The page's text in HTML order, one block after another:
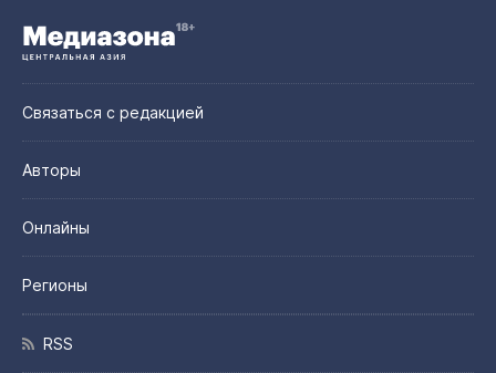
Связаться с редакцией
Авторы
Онлайны
Регионы
RSS